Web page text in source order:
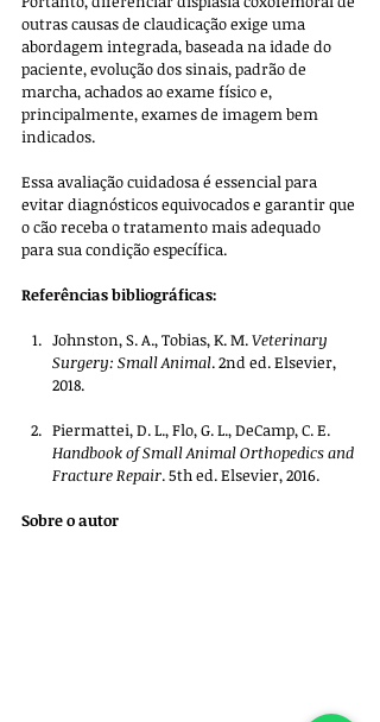
outras causas de claudicação exige uma
abordagem integrada, baseada na idade do
paciente, evolução dos sinais, padrão de
marcha, achados ao exame físico e,
principalmente, exames de imagem bem
indicados.
Essa avaliação cuidadosa é essencial para
evitar diagnósticos equivocados e garantir que
o cão receba o tratamento mais adequado
para sua condição específica.
Referências bibliográficas:
Johnston, S. A., Tobias, K. M. Veterinary
Surgery: Small Animal. 2nd ed. Elsevier,
2018.
Piermattei, D. L., Flo, G. L., DeCamp, C. E.
Handbook of Small Animal Orthopedics and
Fracture Repair. 5th ed. Elsevier, 2016.
Sobre o autor